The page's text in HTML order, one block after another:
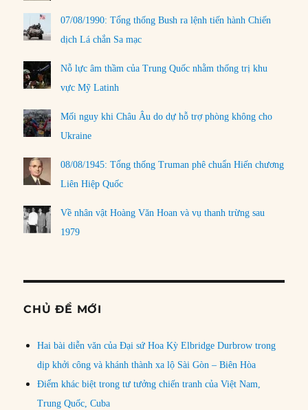
07/08/1990: Tổng thống Bush ra lệnh tiến hành Chiến
dịch Lá chắn Sa mạc
Nỗ lực âm thầm của Trung Quốc nhằm thống trị khu
vực Mỹ Latinh
Mối nguy khi Châu Âu do dự hỗ trợ phòng không cho
Ukraine
08/08/1945: Tổng thống Truman phê chuẩn Hiến chương
Liên Hiệp Quốc
Về nhân vật Hoàng Văn Hoan và vụ thanh trừng sau
1979
CHỦ ĐỀ MỚI
Hai bài diễn văn của Đại sứ Hoa Kỳ Elbridge Durbrow trong
dịp khởi công và khánh thành xa lộ Sài Gòn – Biên Hòa
Điểm khác biệt trong tư tưởng chiến tranh của Việt Nam,
Trung Quốc, Cuba